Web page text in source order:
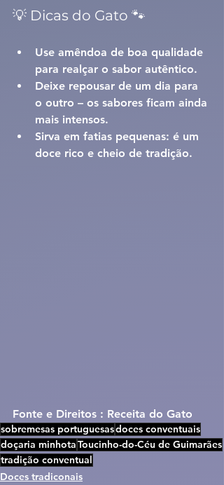
💡 Dicas do Gato 🐾
Use amêndoa de boa qualidade
para realçar o sabor autêntico.
Deixe repousar de um dia para
o outro – os sabores ficam ainda
mais intensos.
Sirva em fatias pequenas: é um
doce rico e cheio de tradição.
Fonte e Direitos : Receita do Gato
sobremesas portuguesasdoces conventuais
doçaria minhotaToucinho-do-Céu de Guimarães
tradição conventual
Doces tradiconais